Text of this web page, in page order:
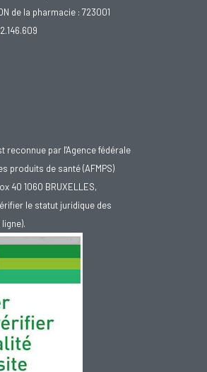
de la pharmacie : 723001
reconnue par l'Agence fédérale
produits de santé (AFMPS)
40 1060 BRUXELLES,
le statut juridique des